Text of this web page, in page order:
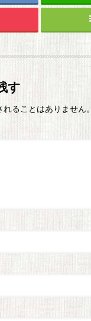
す
ることはありません。